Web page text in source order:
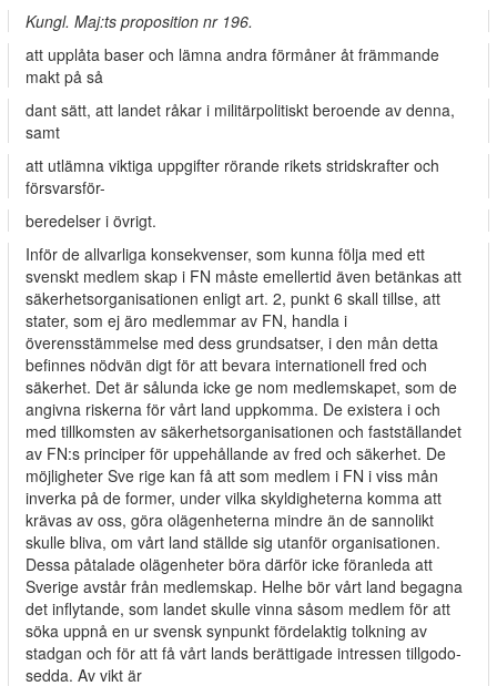
Kungl. Maj:ts proposition nr 196.
att upplåta baser och lämna andra förmåner åt främmande
makt på så­
dant sätt, att landet råkar i militärpolitiskt beroende av denna,
samt
att utlämna viktiga uppgifter rörande rikets stridskrafter och
försvarsför-
beredelser i övrigt.
Inför de allvarliga konsekvenser, som kunna följa med ett
svenskt medlem­ skap i FN måste emellertid även betänkas att
säkerhetsorganisationen enligt art. 2, punkt 6 skall tillse, att
stater, som ej äro medlemmar av FN, handla i
överensstämmelse med dess grundsatser, i den mån detta
befinnes nödvän­ digt för att bevara internationell fred och
säkerhet. Det är sålunda icke ge­ nom medlemskapet, som de
angivna riskerna för vårt land uppkomma. De existera i och
med tillkomsten av säkerhetsorganisationen och fastställandet
av FN:s principer för uppehållande av fred och säkerhet. De
möjligheter Sve­ rige kan få att som medlem i FN i viss mån
inverka på de former, under vilka skyldigheterna komma att
krävas av oss, göra olägenheterna mindre än de sannolikt
skulle bliva, om vårt land ställde sig utanför organisationen.
Dessa påtalade olägenheter böra därför icke föranleda att
Sverige avstår från medlemskap. Helhe bör vårt land begagna
det inflytande, som landet skulle vinna såsom medlem för att
söka uppnå en ur svensk synpunkt fördelaktig tolkning av
stadgan och för att få vårt lands berättigade intressen tillgodo­
sedda. Av vikt är